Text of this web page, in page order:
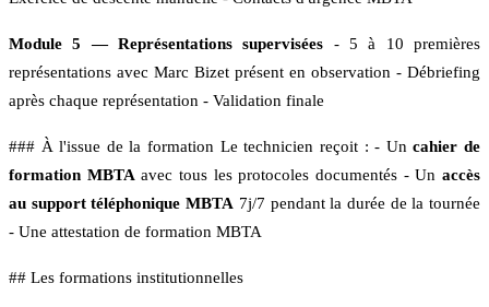
Module 5 — Représentations supervisées - 5 à 10 premières
représentations avec Marc Bizet présent en observation - Débriefing
après chaque représentation - Validation finale
### À l'issue de la formation Le technicien reçoit : - Uncahier de
formation MBTAavec tous les protocoles documentés - Unaccès
au support téléphonique MBTA 7j/7 pendant la durée de la tournée
- Une attestation de formation MBTA
## Les formations institutionnelles